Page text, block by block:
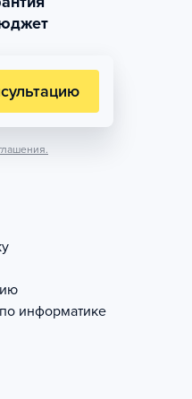
информатике